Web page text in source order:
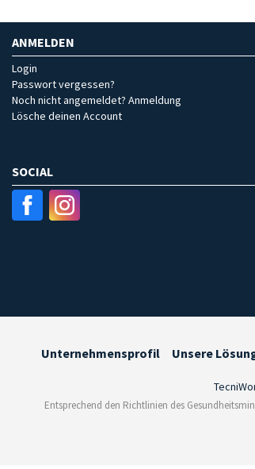
ANMELDEN
Login
Passwort vergessen?
Noch nicht angemeldet? Anmeldung
Lösche deinen Account
SOCIAL
Unternehmensprofil Unsere
Entsprechend den Richtlinien des